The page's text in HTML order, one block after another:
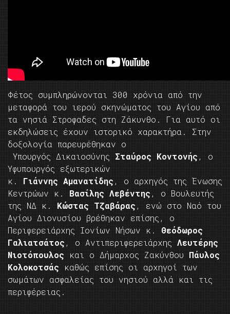
Φέτος συμπληρώνονται 300 χρόνια από την
μεταφορά του ιερού σκηνώματος του Αγίου από
τα νησιά Στροφαδες στη Ζάκυνθο. Για αυτό οι
εκδηλώσεις έχουν ιστορικό χαρακτήρα. Στην
δοξολογία παρευρέθηκαν ο
Υπουργός Δικαιοσύνης Σταύρος Κοντονής , ο
Υφυπουργός εξωτερικών
κ. Γιάννης Αμανατίδης , ο αρχηγός της Ένωσης
Κεντρώων κ. Βασίλης Λεβέντης , ο Βουλευτής
της ΝΔ κ. Κώστας Τζαβάρας , ενώ στο Ναό του
Αγίου Διονυσίου βρέθηκαν επίσης, ο
Περιφερειάρχης Ιονίων Νήσων κ. Θεόδωρος
Γαλιατσάτος , ο Αντιπεριφερειάρχης Λευτέρης
Νιοτόπουλος και ο Δήμαρχος Ζακύνθου Πάυλος
Κολοκοτσάς καθώς επίσης οι αρχηγοί των
σωμάτων ασφαλείας του νησιού αλλά και τις
περιφέρειας.